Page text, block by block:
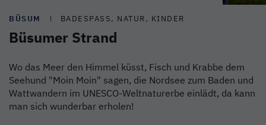
BÜSUM BADESPASS, NATUR, KINDER
Büsumer Strand
Wo das Meer den Himmel küsst, Fisch und Krabbe dem
Seehund "Moin Moin" sagen, die Nordsee zum Baden und
Wattwandern im UNESCO-Weltnaturerbe einlädt, da kann
man sich wunderbar erholen!